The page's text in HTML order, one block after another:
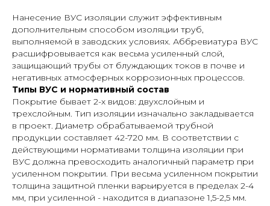
Нанесение ВУС изоляции служит эффективным
дополнительным способом изоляции труб,
выполняемой в заводских условиях. Аббревиатура ВУС
расшифровывается как весьма усиленный слой,
защищающий трубы от блуждающих токов в почве и
негативных атмосферных коррозионных процессов.
Типы ВУС и нормативный состав
Покрытие бывает 2-х видов: двухслойным и
трехслойным. Тип изоляции изначально закладывается
в проект. Диаметр обрабатываемой трубной
продукции составляет 42-720 мм. В соответствии с
действующими нормативами толщина изоляции при
ВУС должна превосходить аналогичный параметр при
усиленном покрытии. При весьма усиленном покрытии
толщина защитной пленки варьируется в пределах 2-4
мм, при усиленной - находится в диапазоне 1,5-2,5 мм.